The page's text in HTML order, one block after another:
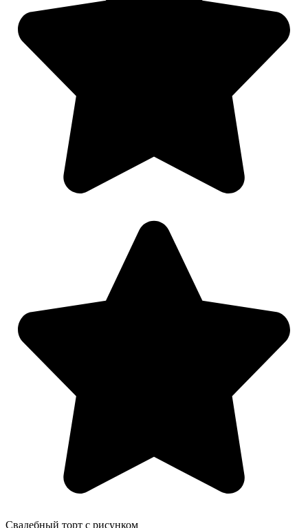
Свадебный торт с рисунком